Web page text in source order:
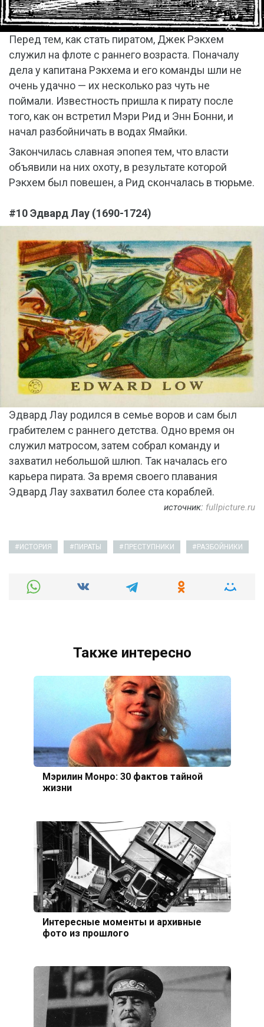
Перед тем, как стать пиратом, Джек Рэкхем
служил на флоте с раннего возраста. Поначалу
дела у капитана Рэкхема и его команды шли не
очень удачно — их несколько раз чуть не
поймали. Известность пришла к пирату после
того, как он встретил Мэри Рид и Энн Бонни, и
начал разбойничать в водах Ямайки.
Закончилась славная эпопея тем, что власти
объявили на них охоту, в результате которой
Рэкхем был повешен, а Рид скончалась в тюрьме.
#10 Эдвард Лау (1690-1724)
Эдвард Лау родился в семье воров и сам был
грабителем с раннего детства. Одно время он
служил матросом, затем собрал команду и
захватил небольшой шлюп. Так началась его
карьера пирата. За время своего плавания
Эдвард Лау захватил более ста кораблей.
источник: fullpicture.ru
ИСТОРИЯ ПИРАТЫ ПРЕСТУПНИКИ РАЗБОЙНИКИ
Также интересно
Мэрилин Монро: 30 фактов тайной
жизни
Интересные моменты и архивные
фото из прошлого